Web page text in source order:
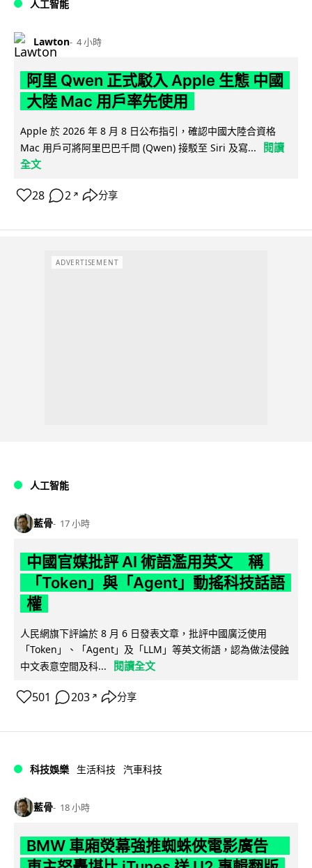
人工智能
Lawton 4 小時
阿里 Qwen 正式駁入 Apple 生態 中國
大陸 Mac 用戶率先使用
Apple 於 2026 年 8 月 8 日公布指引，確認中國大陸合資格
Mac 用戶可將阿里巴巴千問 (Qwen) 接駁至 Siri 及寫...
閱讀
全文
28 2 ↗ 分享
ADVERTISEMENT
人工智能
藍骨 17 小時
中國官媒批評 AI 術語濫用英文 稱
「Token」與「Agent」動搖科技話語
權
人民網旗下評論於 8 月 6 日發表文章，批評中國廣泛使用
「Token」、「Agent」及「LLM」等英文術語，認為做法侵蝕
中文表意空間及科...
閱讀全文
501 203 ↗ 分享
科技娛樂 生活科技 汽車科技
藍骨 18 小時
BMW 車廂熒幕強推蜘蛛俠電影廣告